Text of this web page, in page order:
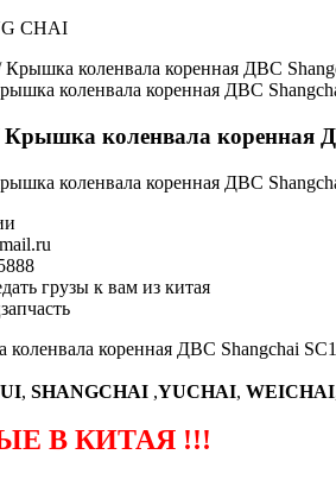
CHAI
коленвала коренная ДВС
Крышка коленвала коренная
коленвала коренная ДВС
грузы к вам из китая
коренная ДВС Shangchai
, SHANGCHAI ,YUCHAI, WEICHAI
В КИТАЯ !!!